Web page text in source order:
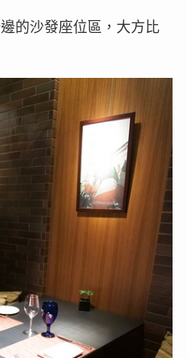
的沙發座位區，大方比